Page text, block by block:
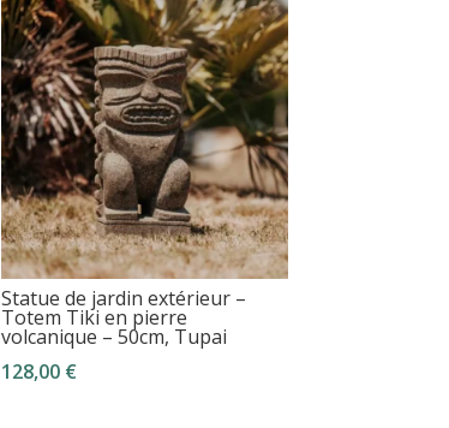
Statue de jardin extérieur –
Totem Tiki en pierre
volcanique – 50cm, Tupai
128,00 €